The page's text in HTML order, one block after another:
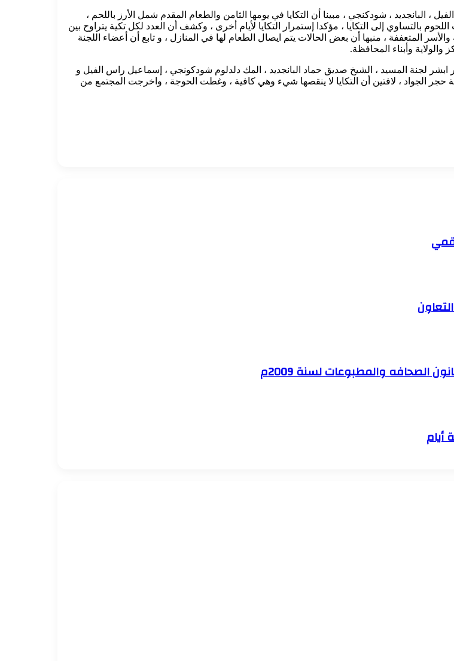
، البانجديد ، شودكنجي ، مبينا أن التكايا في يومها الثامن والطعام المقدم شمل الأرز باللحم ،
بملاح البامية ، كاشفا عن ذبحهم لعدد “٥” من البهائم وزعت اللحوم بالتساوي إلى التكايا ، مؤكدا إستمرار التكايا لأيام أخرى ، وكشف أن العدد لكل تكية يتراوح بين
المتعففة ، منبها أن بعض الحالات يتم ايصال الطعام لها في المنازل ، و تابع أن أعضاء اللجنة
وأبناء المحافظة.
ابشر لجنة المسيد ، الشيخ صديق حماد البانجديد ، المك دلدلوم شودكونجي ، إسماعيل راس الفيل و
حجر الجواد ، لافتين أن التكايا لا ينقصها شيء وهي كافية ، وغطت الحوجة ، واخرجت المجتمع من
الصحافه والمطبوعات لسنة 2009م